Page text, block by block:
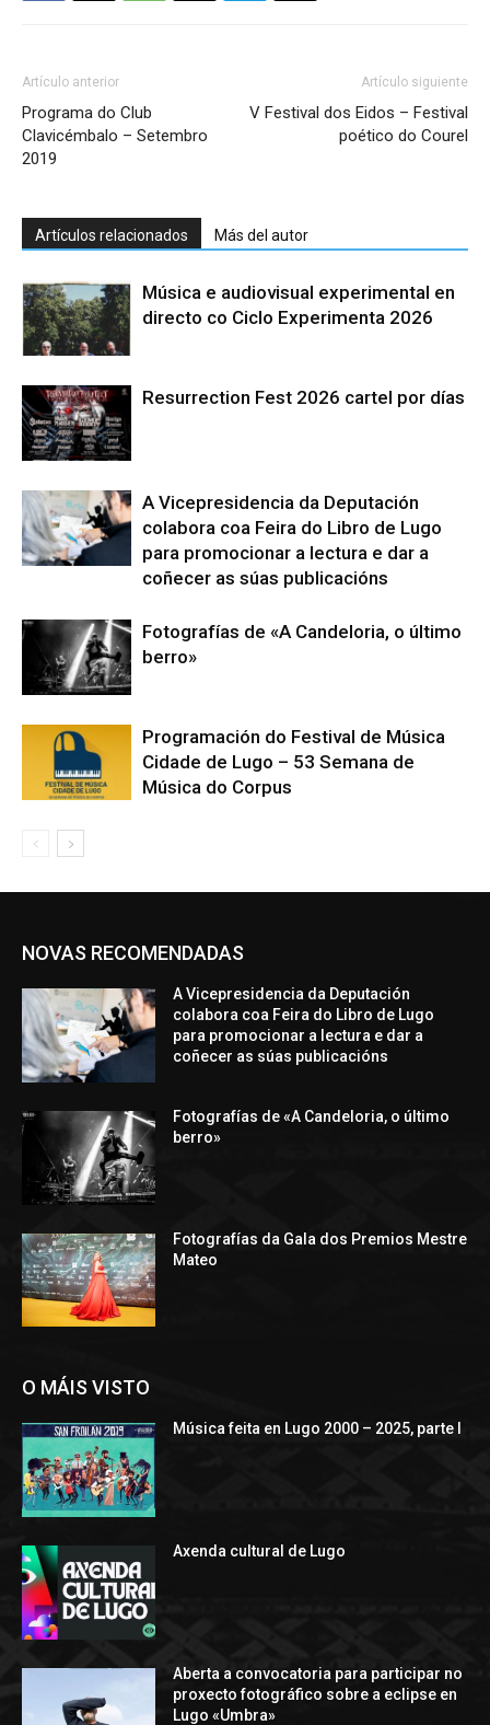
Artículo anterior
Programa do Club
Clavicémbalo – Setembro
2019
Artículo siguiente
V Festival dos Eidos – Festival
poético do Courel
Artículos relacionados Más del autor
Música e audiovisual experimental en
directo co Ciclo Experimenta 2026
Resurrection Fest 2026 cartel por días
A Vicepresidencia da Deputación
colabora coa Feira do Libro de Lugo
para promocionar a lectura e dar a
coñecer as súas publicacións
Fotografías de «A Candeloria, o último
berro»
Programación do Festival de Música
Cidade de Lugo – 53 Semana de
Música do Corpus
NOVAS RECOMENDADAS
A Vicepresidencia da Deputación
colabora coa Feira do Libro de Lugo
para promocionar a lectura e dar a
coñecer as súas publicacións
Fotografías de «A Candeloria, o último
berro»
Fotografías da Gala dos Premios Mestre
Mateo
O MÁIS VISTO
Música feita en Lugo 2000 – 2025, parte I
Axenda cultural de Lugo
Aberta a convocatoria para participar no
proxecto fotográfico sobre a eclipse en
Lugo «Umbra»